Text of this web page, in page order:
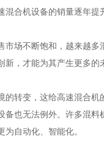
合机设备的销量逐年提
场不断饱和，越来越多
，才能为其产生更多的
转变，这给高速混合机
备也无法例外。许多混
自动化、智能化。